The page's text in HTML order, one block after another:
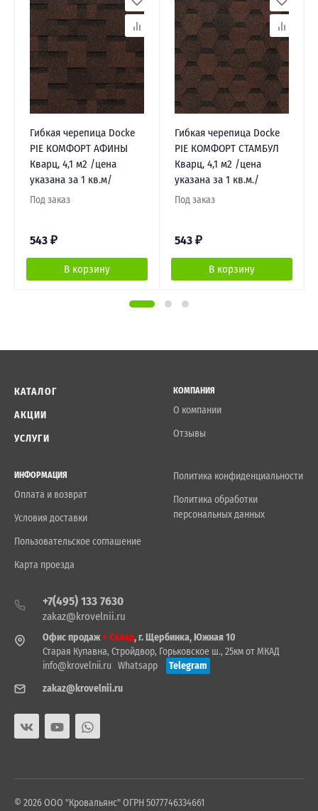
Гибкая черепица Docke
PIE КОМФОРТ АФИНЫ
Кварц, 4,1 м2 /цена
указана за 1 кв.м/
Под заказ
543 ₽
В корзину
Гибкая черепица Docke
PIE КОМФОРТ СТАМБУЛ
Кварц, 4,1 м2 /цена
указана за 1 кв.м./
Под заказ
543 ₽
В корзину
КАТАЛОГ
АКЦИИ
УСЛУГИ
КОМПАНИЯ
О компании
Отзывы
ИНФОРМАЦИЯ
Оплата и возврат
Условия доставки
Пользовательское соглашение
Карта проезда
Политика конфиденциальности
Политика обработки
персональных данных
+7(495) 133 7630
zakaz@krovelnii.ru
Офис продаж+ Склад, г. Щербинка, Южная 10
Старая Купавна, Стройдвор, Горьковское ш., 25км от МКАД
info@krovelnii.ru Whatsapp
Telegram
zakaz@krovelnii.ru
© 2026 ООО "Кровальянс" ОГРН 5077746334661